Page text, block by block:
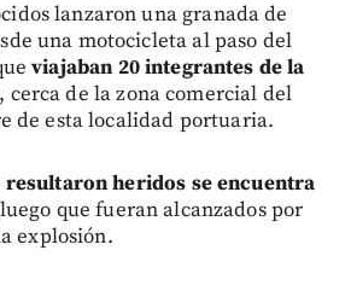
lanzaron una granada de
una motocicleta al paso del
viajaban 20 integrantes de la
, cerca de la zona comercial del
de esta localidad portuaria.
heridos se encuentra
que fueran alcanzados por
explosión.